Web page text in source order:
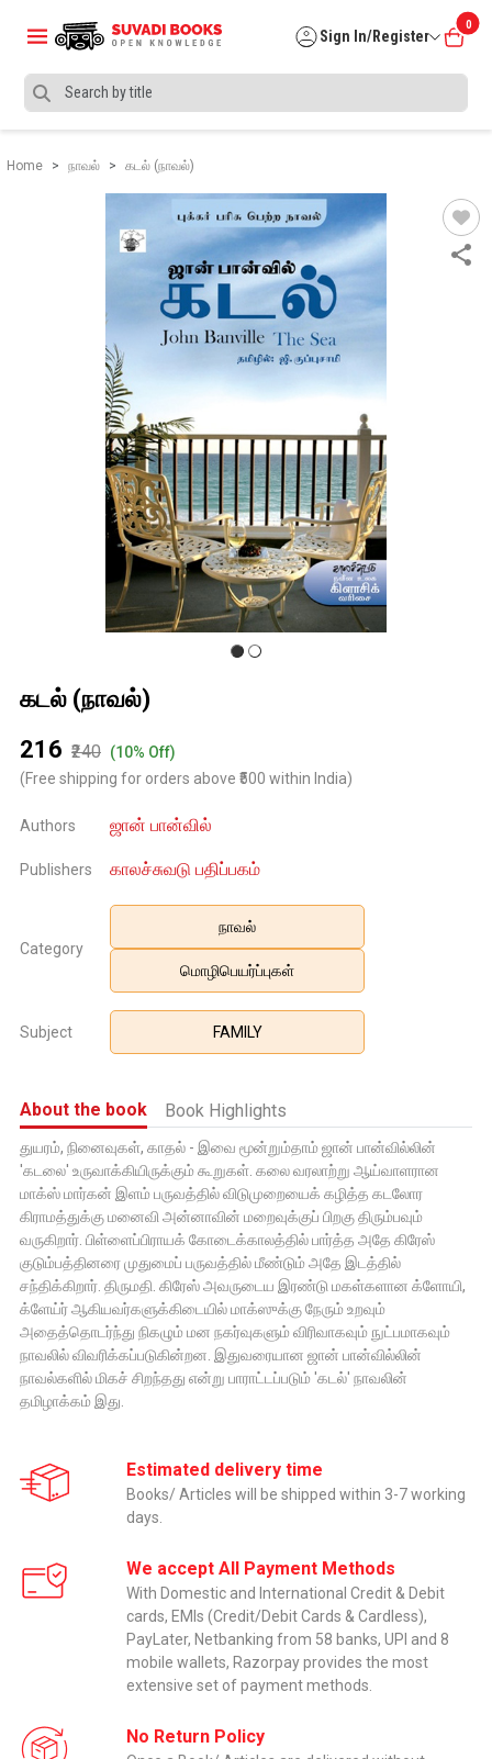
Sign In/Register
0
Home நாவல் கடல் (நாவல்)
கடல் (நாவல்)
₹216 ₹240 (10% Off)
(Free shipping for orders above ₹500 within India)
Authors ஜான் பான்வில்
Publishers காலச்சுவடு பதிப்பகம்
Category
நாவல்
மொழிபெயர்ப்புகள்
Subject FAMILY
About the book Book Highlights
துயரம், நினைவுகள், காதல் - இவை மூன்றும்தாம் ஜான் பான்வில்லின்
'கடலை' உருவாக்கியிருக்கும் கூறுகள். கலை வரலாற்று ஆய்வாளரான
மாக்ஸ் மார்கன் இளம் பருவத்தில் விடுமுறையைக் கழித்த கடலோர
கிராமத்துக்கு மனைவி அன்னாவின் மறைவுக்குப் பிறகு திரும்பவும்
வருகிறார். பிள்ளைப்பிராயக் கோடைக்காலத்தில் பார்த்த அதே கிரேஸ்
குடும்பத்தினரை முதுமைப் பருவத்தில் மீண்டும் அதே இடத்தில்
சந்திக்கிறார். திருமதி. கிரேஸ் அவருடைய இரண்டு மகள்களான க்ளோயி,
க்ளேய்ர் ஆகியவர்களுக்கிடையில் மாக்ஸுக்கு நேரும் உறவும்
அதைத்தொடர்ந்து நிகழும் மன நகர்வுகளும் விரிவாகவும் நுட்பமாகவும்
நாவலில் விவரிக்கப்படுகின்றன. இதுவரையான ஜான் பான்வில்லின்
நாவல்களில் மிகச் சிறந்தது என்று பாராட்டப்படும் 'கடல்' நாவலின்
தமிழாக்கம் இது.
Estimated delivery time
Books/ Articles will be shipped within 3-7 working
days.
We accept All Payment Methods
With Domestic and International Credit & Debit
cards, EMIs (Credit/Debit Cards & Cardless),
PayLater, Netbanking from 58 banks, UPI and 8
mobile wallets, Razorpay provides the most
extensive set of payment methods.
No Return Policy